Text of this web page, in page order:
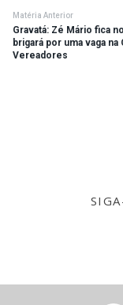
Matéria Anterior
Gravatá: Zé Mário fica
brigará por uma vaga na
Vereadores